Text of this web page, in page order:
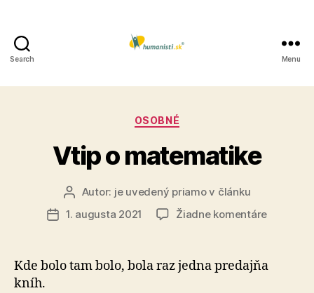
Search Menu
Kategórie
OSOBNÉ
Vtip o matematike
Autor
článku
Autor: je uvedený priamo v článku
Dátum
1. augusta 2021 Žiadne komentárena
Kde bolo tam bolo, bola raz jedna predajňa
kníh.